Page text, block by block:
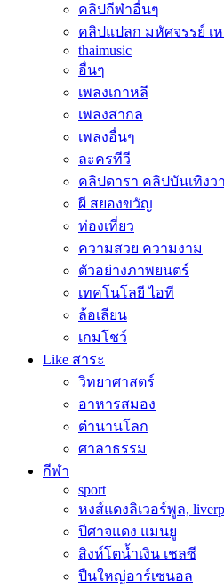
คลิปกีฬาอื่นๆ
คลิปแปลก มหัศจรรย์ เ
thaimusic
อื่นๆ
เพลงเกาหลี
เพลงสากล
เพลงอื่นๆ
ละครทีวี
คลิปดารา คลิปบันเทิงว
ผี สยองขวัญ
ท่องเที่ยว
ความสวย ความงาม
ตัวอย่างภาพยนตร์
เทคโนโลยี ไอที
ล้อเลียน
เกมโชว์
Like สาระ
วิทยาศาสตร์
อาหารสมอง
ตำนานโลก
ศาลาธรรม
กีฬา
sport
หงส์แดงลิเวอร์พูล,
ปีศาจแดง แมนยู
สิงห์โตน้ำเงิน เชลซี
ปืนใหญ่อาร์เซนอล